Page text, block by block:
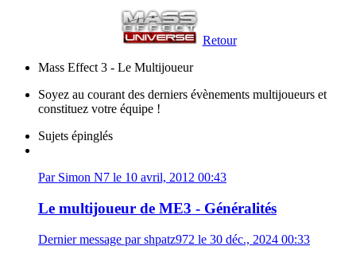
Retour
Mass Effect 3 - Le Multijoueur
Soyez au courant des derniers évènements multijoueurs et
constituez votre équipe !
Sujets épinglés
Par Simon N7 le 10 avril, 2012 00:43
Le multijoueur de ME3 - Généralités
Dernier message par shpatz972 le 30 déc., 2024 00:33